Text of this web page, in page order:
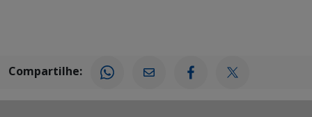
Compartilhe: